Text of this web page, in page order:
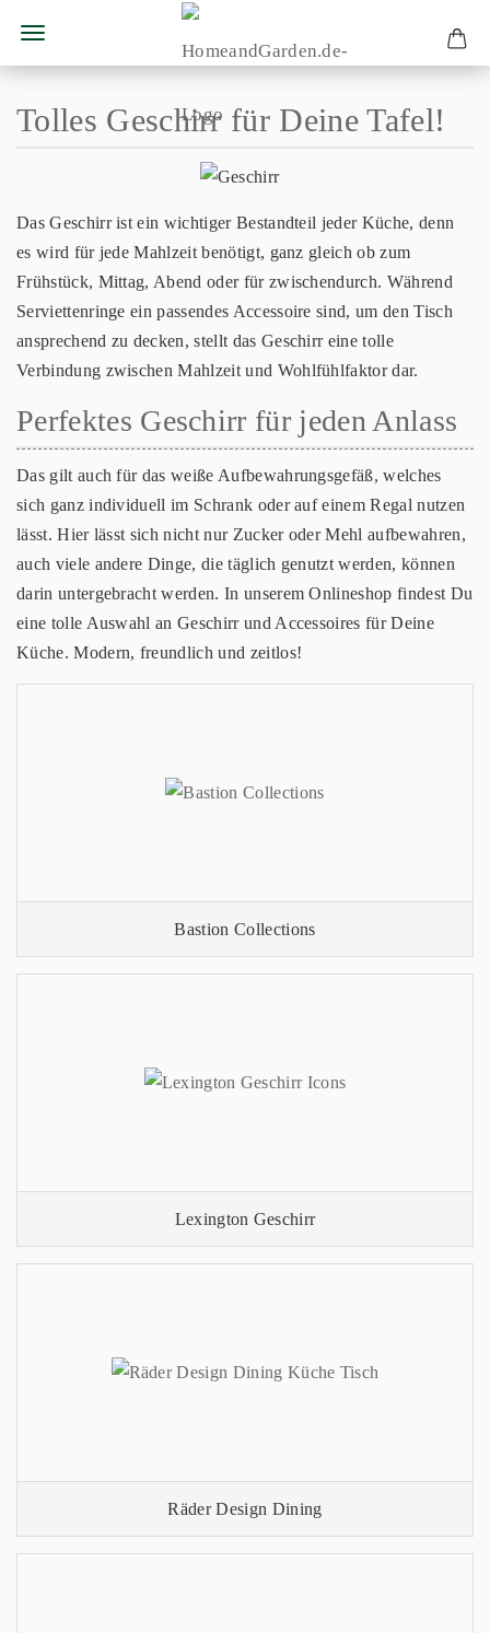
Tolles Geschirr für Deine Tafel!
Das Geschirr ist ein wichtiger Bestandteil jeder Küche, denn
es wird für jede Mahlzeit benötigt, ganz gleich ob zum
Frühstück, Mittag, Abend oder für zwischendurch. Während
Serviettenringe ein passendes Accessoire sind, um den Tisch
ansprechend zu decken, stellt das Geschirr eine tolle
Verbindung zwischen Mahlzeit und Wohlfühlfaktor dar.
Perfektes Geschirr für jeden Anlass
Das gilt auch für das weiße Aufbewahrungsgefäß, welches
sich ganz individuell im Schrank oder auf einem Regal nutzen
lässt. Hier lässt sich nicht nur Zucker oder Mehl aufbewahren,
auch viele andere Dinge, die täglich genutzt werden, können
darin untergebracht werden. In unserem Onlineshop findest Du
eine tolle Auswahl an Geschirr und Accessoires für Deine
Küche. Modern, freundlich und zeitlos!
Bastion Collections
Lexington Geschirr
Räder Design Dining